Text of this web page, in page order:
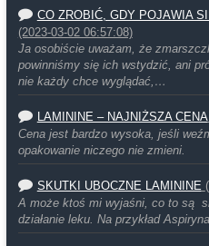
CO ZROBIĆ, GDY POJAWIA
(2023-03-02 06:57:08)
Ja osobiście uważam, że
powinniśmy się ich wstydzić, ani
nie każdy chce wyglądać,…
LAMININE – NAJNIŻSZA CENA
Cena jest bardzo wysoka, jeśli
opakowanie niczego nie zmieni.
SKUTKI UBOCZNE LAMININE
A może ktoś mi wyjaśni, co to są
działanie leku. Na przykład